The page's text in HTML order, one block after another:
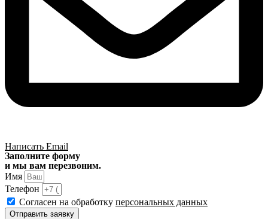
Написать Email
Заполните форму
и мы вам перезвоним.
Имя
Телефон
Согласен на обработку персональных данных
Отправить заявку